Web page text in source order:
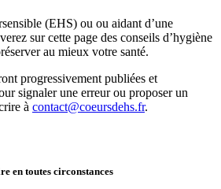
(EHS) ou ou aidant d’une
sur cette page des conseils d’hygiène
au mieux votre santé.
progressivement publiées et
signaler une erreur ou proposer un
à contact@coeursdehs.fr.
en toutes circonstances